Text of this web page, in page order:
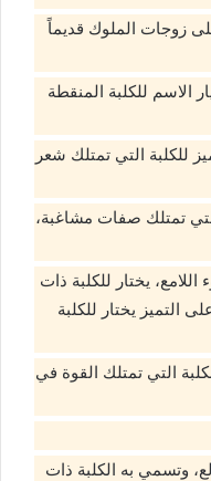
زوجات الملوك قديماً
الاسم للكلبة المنقطة
للكلبة التي تمتلك شعر
التي تمتلك صفات مشاغبة،
يختار للكلبة ذات
التميز يختار للكلبة
التي تمتلك القوة في
وتسمي به الكلبة ذات